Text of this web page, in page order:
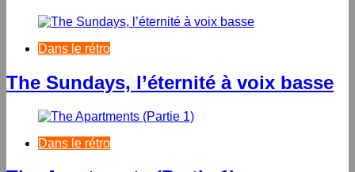
Dans le rétro
The Sundays, l’éternité à voix basse
Dans le rétro